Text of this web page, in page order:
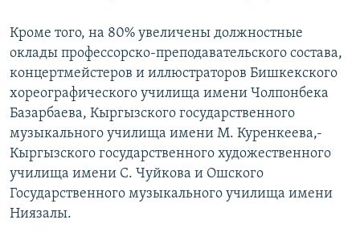
Кроме того, на 80% увеличены должностные
оклады профессорско-преподавательского состава,
концертмейстеров и иллюстраторов Бишкекского
хореографического училища имени Чолпонбека
Базарбаева, Кыргызского государственного
музыкального училища имени М. Куренкеева,-
Кыргызского государственного художественного
училища имени С. Чуйкова и Ошского
Государственного музыкального училища имени
Ниязалы.